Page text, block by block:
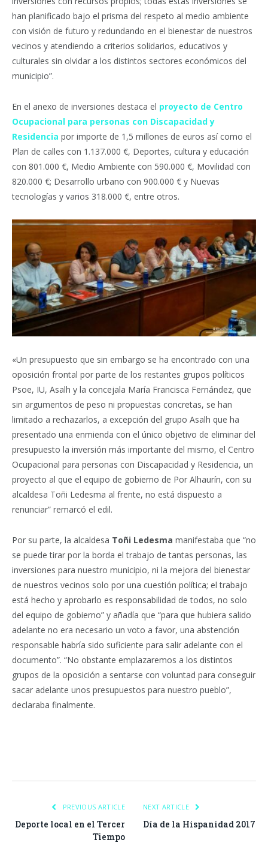
han planificado bajo el prisma del respeto al medio ambiente
con visión de futuro y redundando en el bienestar de nuestros
vecinos y atendiendo a criterios solidarios, educativos y
culturales sin olvidar a los distintos sectores económicos del
municipio”.
En el anexo de inversiones destaca el proyecto de Centro
Ocupacional para personas con Discapacidad y
Residencia por importe de 1,5 millones de euros así como el
Plan de calles con 1.137.000 €, Deportes, cultura y educación
con 801.000 €, Medio Ambiente con 590.000 €, Movilidad con
820.000 €; Desarrollo urbano con 900.000 € y Nuevas
tecnologías y varios 318.000 €, entre otros.
«Un presupuesto que sin embargo se ha encontrado con una
oposición frontal por parte de los restantes grupos políticos
Psoe, IU, Asalh y la concejala María Francisca Fernández, que
sin argumentos de peso ni propuestas concretas, se han
limitado a rechazarlos, a excepción del grupo Asalh que ha
presentado una enmienda con el único objetivo de eliminar del
presupuesto la inversión más importante del mismo, el Centro
Ocupacional para personas con Discapacidad y Residencia, un
proyecto al que el equipo de gobierno de Por Alhaurín, con su
alcaldesa Toñi Ledesma al frente, no está dispuesto a
renunciar” remarcó el edil.
Por su parte, la alcaldesa Toñi Ledesma manifestaba que “no
se puede tirar por la borda el trabajo de tantas personas, las
inversiones para nuestro municipio, ni la mejora del bienestar
de nuestros vecinos solo por una cuestión política; el trabajo
está hecho y aprobarlo es responsabilidad de todos, no solo
del equipo de gobierno” y añadía que “para que hubiera salido
adelante no era necesario un voto a favor, una abstención
responsable habría sido suficiente para salir adelante con el
documento”. “No obstante emplazaremos a los distintos
grupos de la oposición a sentarse con voluntad para conseguir
sacar adelante unos presupuestos para nuestro pueblo”,
declaraba finalmente.
PREVIOUS ARTICLE
Deporte local en el Tercer
Tiempo
NEXT ARTICLE
Día de la Hispanidad 2017